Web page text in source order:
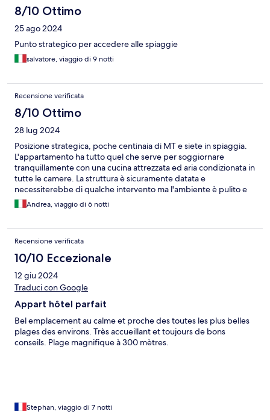
8/10 Ottimo
25 ago 2024
Punto strategico per accedere alle spiaggie
salvatore, viaggio di 9 notti
Recensione verificata
8/10 Ottimo
28 lug 2024
Posizione strategica, poche centinaia di MT e siete in spiaggia.
L'appartamento ha tutto quel che serve per soggiornare
tranquillamente con una cucina attrezzata ed aria condizionata in
tutte le camere. La struttura è sicuramente datata e
necessiterebbe di qualche intervento ma l'ambiente è pulito e
quel che c'è funziona. Buona la colazione, non è buffet ma
chiedete e vi sarà dato. Personale gentile e sempre disponibile
Andrea, viaggio di 6 notti
Recensione verificata
10/10 Eccezionale
12 giu 2024
Traduci con Google
Appart hôtel parfait
Bel emplacement au calme et proche des toutes les plus belles
plages des environs. Très accueillant et toujours de bons
conseils. Plage magnifique à 300 mètres.
Stephan, viaggio di 7 notti